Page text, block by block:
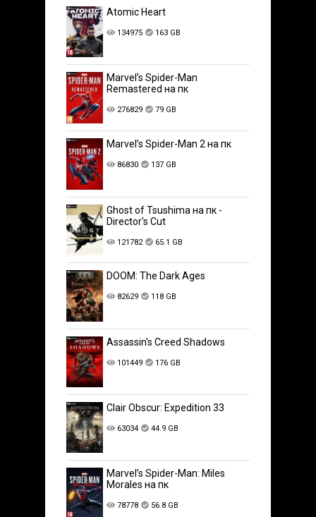
Atomic Heart
134975 163 GB
Marvel’s Spider-Man
Remastered на пк
276829 79 GB
Marvel’s Spider-Man 2 на пк
86830 137 GB
Ghost of Tsushima на пк -
Director's Cut
121782 65.1 GB
DOOM: The Dark Ages
82629 118 GB
Assassin's Creed Shadows
101449 176 GB
Clair Obscur: Expedition 33
63034 44.9 GB
Marvel’s Spider-Man: Miles
Morales на пк
78778 56.8 GB